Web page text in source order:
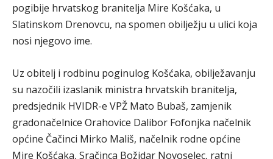
pogibije hrvatskog branitelja Mire Košćaka, u
Slatinskom Drenovcu, na spomen obilježju u ulici koja
nosi njegovo ime.
Uz obitelj i rodbinu poginulog Košćaka, obilježavanju
su nazočili izaslanik ministra hrvatskih branitelja,
predsjednik HVIDR-e VPŽ Mato Bubaš, zamjenik
gradonačelnice Orahovice Dalibor Fofonjka načelnik
općine Čačinci Mirko Mališ, načelnik rodne općine
Mire Košćaka, Sračinca Božidar Novoselec, ratni